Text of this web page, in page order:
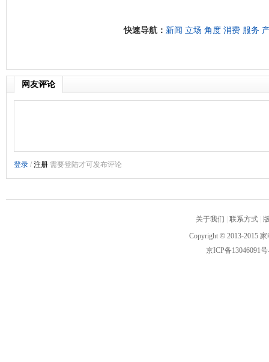
快速导航： 新闻 立场 角度 消费 服务
网友评论
关于我们 联系方式
Copyright © 2013-2015
京ICP备13046091号